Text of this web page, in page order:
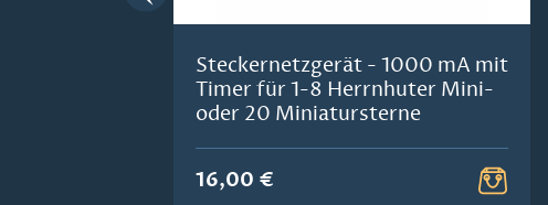
Steckernetzgerät - 1000 mA mit
Timer für 1-8 Herrnhuter Mini-
oder 20 Miniatursterne
16,00 €